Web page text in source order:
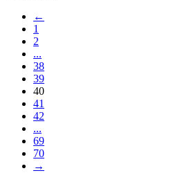
←
1
2
...
38
39
40
41
42
...
69
70
→